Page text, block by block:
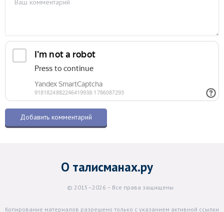
О талисманах.ру
© 2015–2026 – Все права защищены
Копирование материалов разрешено только с указанием активной ссылки